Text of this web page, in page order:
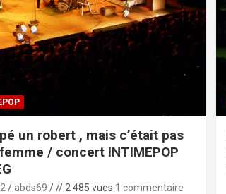
un robert , mais c’était pas
/ concert INTIMEPOP
abds69 // 2 485 vues 1 commentaire